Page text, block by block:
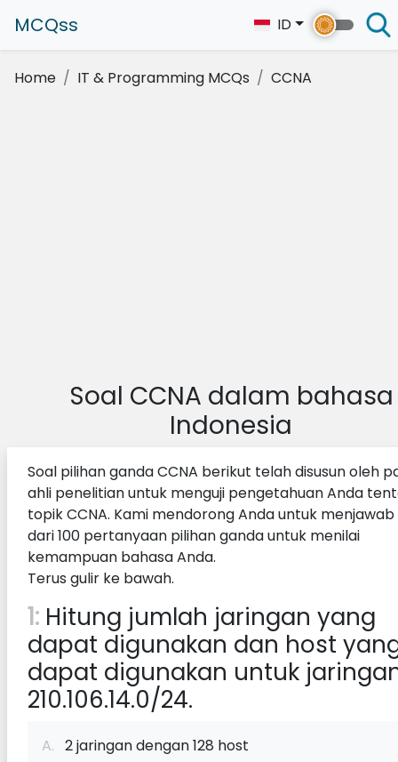
MCQss ID
Home IT & Programming MCQs CCNA
Soal CCNA dalam bahasa
Indonesia
Soal pilihan ganda CCNA berikut telah disusun oleh
ahli penelitian untuk menguji pengetahuan Anda
topik CCNA. Kami mendorong Anda untuk
dari 100 pertanyaan pilihan ganda untuk menilai
kemampuan bahasa Anda.
Terus gulir ke bawah.
1: Hitung jumlah jaringan yang
dapat digunakan dan host
dapat digunakan untuk
210.106.14.0/24.
A. 2 jaringan dengan 128 host